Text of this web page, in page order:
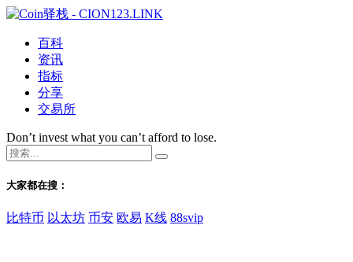
百科
资讯
指标
分享
交易所
Don’t invest what you can’t afford to lose.
大家都在搜：
比特币 以太坊 币安 欧易 K线 88svip